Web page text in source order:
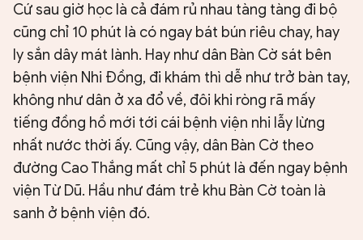
Cứ sau giờ học là cả đám rủ nhau tàng tàng đi bộ
cũng chỉ 10 phút là có ngay bát bún riêu chay, hay
ly sắn dây mát lành. Hay như dân Bàn Cờ sát bên
bệnh viện Nhi Đồng, đi khám thì dễ như trở bàn tay,
không như dân ở xa đổ về, đôi khi ròng rã mấy
tiếng đồng hồ mới tới cái bệnh viện nhi lẫy lừng
nhất nước thời ấy. Cũng vậy, dân Bàn Cờ theo
đường Cao Thắng mất chỉ 5 phút là đến ngay bệnh
viện Từ Dũ. Hầu như đám trẻ khu Bàn Cờ toàn là
sanh ở bệnh viện đó.